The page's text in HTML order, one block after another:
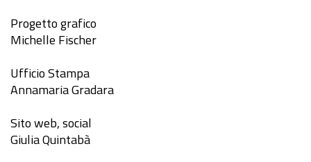
Progetto grafico
Michelle Fischer
Ufficio Stampa
Annamaria Gradara
Sito web, social
Giulia Quintabà